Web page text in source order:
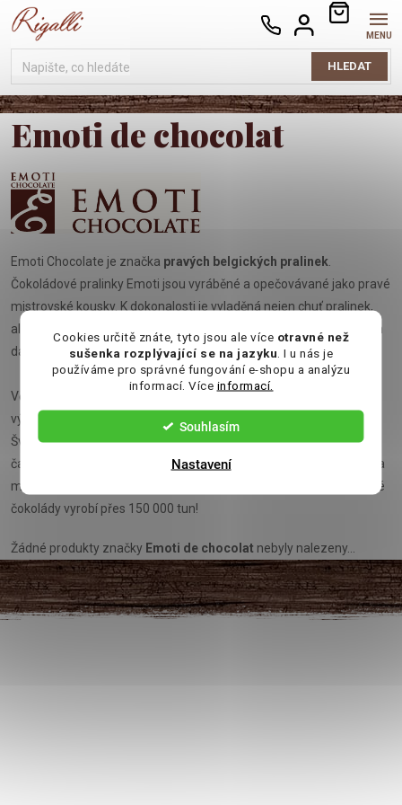
Cookies určitě znáte, tyto jsou ale více otravné než
sušenka rozplývající se na jazyku . I u nás je
používáme pro správné fungování e-shopu a analýzu
informací. Více informací.
Souhlasím
Nastavení
Přejít
na
HLEDAT
NÁKUPNÍ
KOŠÍK
Emoti de chocolat
Emoti Chocolate je značka pravých belgických pralinek
Čokoládové pralinky Emoti jsou vyráběné a opečovávané jako pravé
mistrovské kousky. K dokonalosti je vyladěná nejen chuť pralinek,
ale i jejich vzhled a balení. Proto jsou bonboniéry Emoti perfektním
dárkem pro každého požitkáře.
Věděli jste, že belgická čokoláda je naprosto unikátní? Proces její
výroby se totiž liší od obvyklých postupů zavedených například ve
Švýcarsku. Proces výroby belgické čokolády si žádá mnohem víc
času, protože se musí nechat odpařit kyselé těkavé látky. Čokoláda
má pak delikátnější chuť. Inu, není náhoda, že se každý rok belgické
čokolády vyrobí přes 150 000 tun!
Žádné produkty značky Emoti de chocolat nebyly nalezeny...